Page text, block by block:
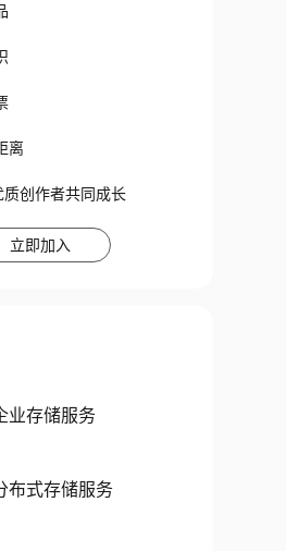
离
创作者共同成长
立即加入
业存储服务
布式存储服务